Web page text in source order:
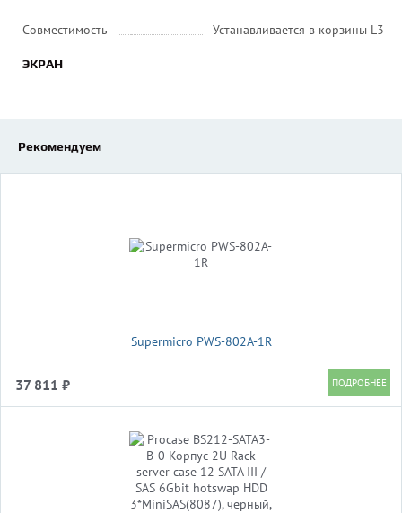
Совместимость Устанавливается в корзины L3
ЭКРАН
Рекомендуем
Supermicro PWS-802A-1R
37 811 ₽